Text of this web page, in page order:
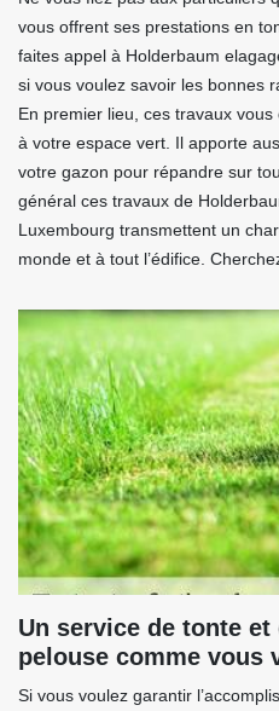
vous offrent ses prestations en
faites appel à Holderbaum
si vous voulez savoir les bonnes
En premier lieu, ces travaux
à votre espace vert. Il apporte
votre gazon pour répandre sur
général ces travaux de
Luxembourg transmettent un
monde et à tout l’édifice.
Un service de tonte
pelouse comme vous
Si vous voulez garantir